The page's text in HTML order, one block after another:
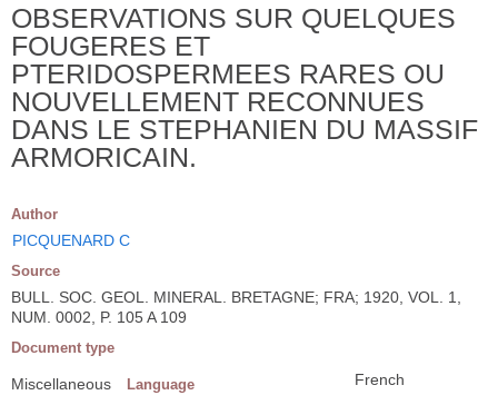
OBSERVATIONS SUR QUELQUES
FOUGERES ET
PTERIDOSPERMEES RARES OU
NOUVELLEMENT RECONNUES
DANS LE STEPHANIEN DU MASSIF
ARMORICAIN.
Author
PICQUENARD C
Source
BULL. SOC. GEOL. MINERAL. BRETAGNE; FRA; 1920, VOL. 1,
NUM. 0002, P. 105 A 109
Document type
Miscellaneous Language French